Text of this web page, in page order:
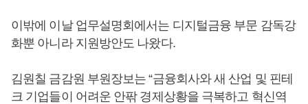
이밖에 이날 업무설명회에서는 디지털금융 부문 감독강
화뿐 아니라 지원방안도 나왔다.
김원칠 금감원 부원장보는 “금융회사와 새 산업 및 핀테
크 기업들이 어려운 안팎 경제상황을 극복하고 혁신역